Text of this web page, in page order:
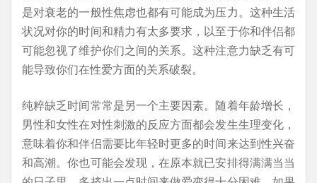
是对衰老的一般性焦虑也都有可能成为压力。这种生活
状况对你的时间和精力有太多要求，以至于你和伴侣都
可能忽视了维护你们之间的关系。这种注意力缺乏有可
能导致你们在性爱方面的关系破裂。
纯粹缺乏时间常常是另一个主要因素。随着年龄增长，
男性和女性在对性刺激的反应方面都会发生生理变化，
意味着你和伴侣需要比年轻时更多的时间来达到性兴奋
和高潮。你也可能会发现，在原本就已安排得满满当当